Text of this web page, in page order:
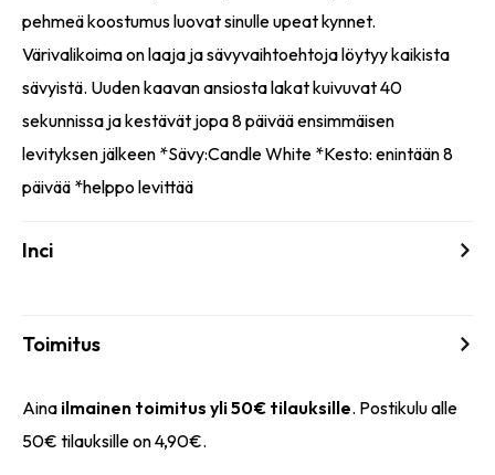
pehmeä koostumus luovat sinulle upeat kynnet.
Värivalikoima on laaja ja sävyvaihtoehtoja löytyy kaikista
sävyistä. Uuden kaavan ansiosta lakat kuivuvat 40
sekunnissa ja kestävät jopa 8 päivää ensimmäisen
levityksen jälkeen *Sävy:Candle White *Kesto: enintään 8
päivää *helppo levittää
Inci
Toimitus
Aina ilmainen toimitus yli 50€ tilauksille. Postikulu alle
50€ tilauksille on 4,90€.